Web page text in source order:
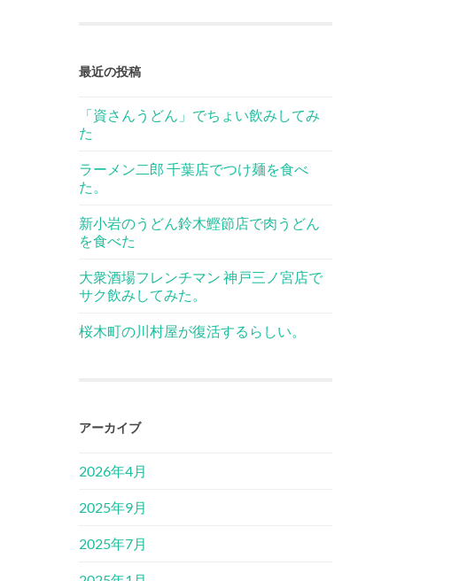
最近の投稿
「資さんうどん」でちょい飲みしてみ
た
ラーメン二郎 千葉店でつけ麺を食べ
た。
新小岩のうどん鈴木鰹節店で肉うどん
を食べた
大衆酒場フレンチマン 神戸三ノ宮店で
サク飲みしてみた。
桜木町の川村屋が復活するらしい。
アーカイブ
2026年4月
2025年9月
2025年7月